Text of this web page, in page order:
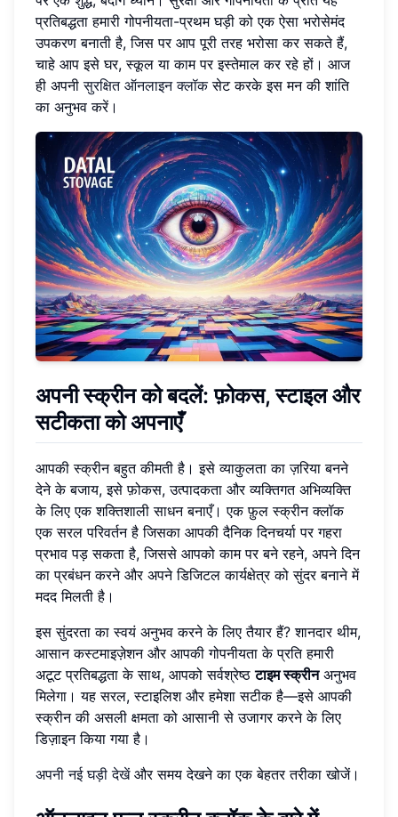
प्रतिबद्धता हमारी गोपनीयता-प्रथम घड़ी को एक ऐसा भरोसेमंद
उपकरण बनाती है, जिस पर आप पूरी तरह भरोसा कर सकते हैं,
चाहे आप इसे घर, स्कूल या काम पर इस्तेमाल कर रहे हों। आज
ही अपनीसुरक्षित ऑनलाइन क्लॉकसेट करके इस मन की शांति
का अनुभव करें।
अपनी स्क्रीन को बदलें: फ़ोकस, स्टाइल और
सटीकता को अपनाएँ
आपकी स्क्रीन बहुत कीमती है। इसे व्याकुलता का ज़रिया बनने
देने के बजाय, इसे फ़ोकस, उत्पादकता और व्यक्तिगत अभिव्यक्ति
के लिए एक शक्तिशाली साधन बनाएँ। एक फ़ुल स्क्रीन क्लॉक
एक सरल परिवर्तन है जिसका आपकी दैनिक दिनचर्या पर गहरा
प्रभाव पड़ सकता है, जिससे आपको काम पर बने रहने, अपने दिन
का प्रबंधन करने और अपने डिजिटल कार्यक्षेत्र को सुंदर बनाने में
मदद मिलती है।
इस सुंदरता का स्वयं अनुभव करने के लिए तैयार हैं? शानदार थीम,
आसान कस्टमाइज़ेशन और आपकी गोपनीयता के प्रति हमारी
अटूट प्रतिबद्धता के साथ, आपको सर्वश्रेष्ठटाइम स्क्रीनअनुभव
मिलेगा। यह सरल, स्टाइलिश और हमेशा सटीक है—इसे आपकी
स्क्रीन की असली क्षमता को आसानी से उजागर करने के लिए
डिज़ाइन किया गया है।
अपनी नई घड़ी देखेंऔर समय देखने का एक बेहतर तरीका खोजें।